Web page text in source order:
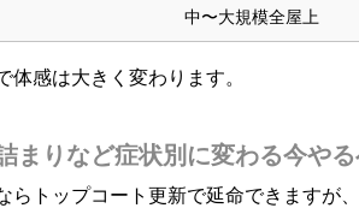
中〜大規模全屋上
感は大きく変わります。
まりなど症状別に変わる今や
トップコート更新で延命できますが、